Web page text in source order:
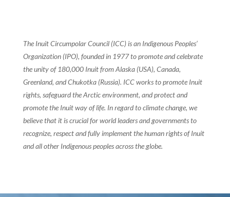
The Inuit Circumpolar Council (ICC) is an Indigenous Peoples’
Organization (IPO), founded in 1977 to promote and celebrate
the unity of 180,000 Inuit from Alaska (USA), Canada,
Greenland, and Chukotka (Russia). ICC works to promote Inuit
rights, safeguard the Arctic environment, and protect and
promote the Inuit way of life. In regard to climate change, we
believe that it is crucial for world leaders and governments to
recognize, respect and fully implement the human rights of Inuit
and all other Indigenous peoples across the globe.